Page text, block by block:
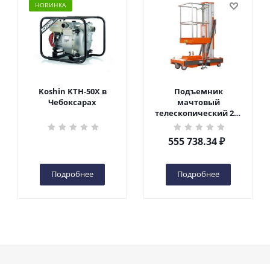
НОВИНКА
Koshin KTH-50X в
Чебоксарах
Подробнее
Подъемник
мачтовый
телескопический 200
кг 6 м TOR GTWY6-200S
DC 2-мачтовый
(автономный) (G) в
555 738.34₽
Подробнее